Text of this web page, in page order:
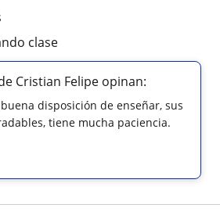
clase
Cristian Felipe opinan:
disposición de enseñar, sus
tiene mucha paciencia.